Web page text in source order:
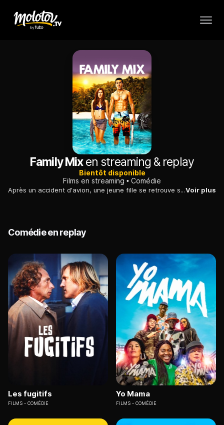
Family Mixen streaming & replay
Bientôt disponible
Films en streaming
Comédie
Après un accident d'avion, une jeune fille se retrouve sur une île déserte en plein océan Indien, avec des personnes qu'elle ne peut pas supporter.Voir plus
Comédie en replay
Les fugitifs
FILMS COMÉDIE
Yo Mama
FILMS COMÉDIE